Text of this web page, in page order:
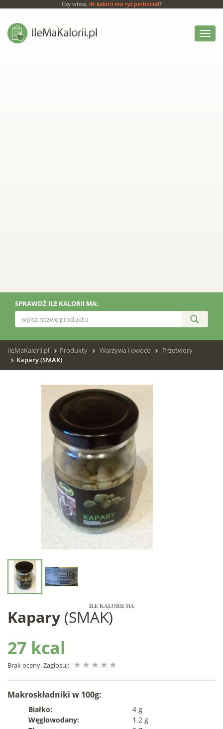
Czy wiesz, ile kalorii ma ryż parboiled?
Włącz
menu
SPRAWDŹ ILE KALORII MA:
IleMaKalorii.pl Produkty Warzywa i owoce
Przetwory
Kapary (SMAK)
ILE KALORII MA
Kapary (SMAK)
27 kcal
Brak oceny. Zagłosuj:
Makroskładniki w 100g:
Białko:
4 g
Węglowodany:
1.2 g